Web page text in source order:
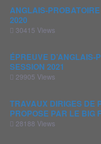
ANGLAIS-
2020
30415 Views
ÉPREUVE D’ANGLAIS-
SESSION 2021
29905 Views
TRAVAUX DIRIGES DE
PROPOSE PAR LE BIG
28188 Views